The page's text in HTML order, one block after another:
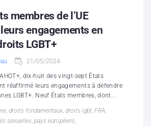
membres de l’UE
engagements en
LGBT+
21/05/2024
dix-huit des vingt-sept États
réaffirmé leurs engagements à défendre
LGBT+. Neuf États membres, dont...
, droits fondamentaux, droits lgbt, FRA,
sexuelles, pays européens,